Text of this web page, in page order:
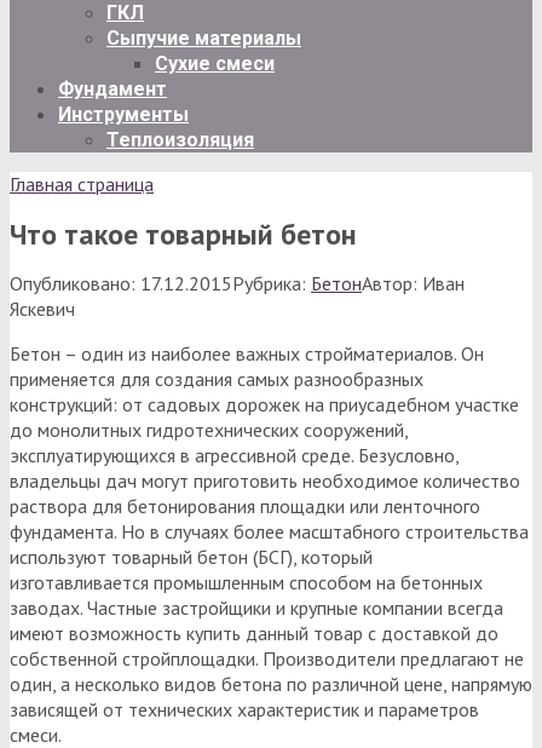
ГКЛ
Сыпучие материалы
Сухие смеси
Фундамент
Инструменты
Теплоизоляция
Главная страница
Что такое товарный бетон
Опубликовано: 17.12.2015Рубрика: БетонАвтор: Иван
Яскевич
Бетон – один из наиболее важных стройматериалов. Он
применяется для создания самых разнообразных
конструкций: от садовых дорожек на приусадебном участке
до монолитных гидротехнических сооружений,
эксплуатирующихся в агрессивной среде. Безусловно,
владельцы дач могут приготовить необходимое количество
раствора для бетонирования площадки или ленточного
фундамента. Но в случаях более масштабного строительства
используют товарный бетон (БСГ), который
изготавливается промышленным способом на бетонных
заводах. Частные застройщики и крупные компании всегда
имеют возможность купить данный товар с доставкой до
собственной стройплощадки. Производители предлагают не
один, а несколько видов бетона по различной цене, напрямую
зависящей от технических характеристик и параметров
смеси.